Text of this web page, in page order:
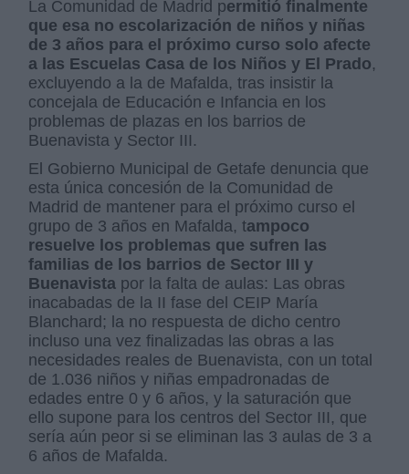
La Comunidad de Madrid permitió finalmente
que esa no escolarización de niños y niñas
de 3 años para el próximo curso solo afecte
a las Escuelas Casa de los Niños y El Prado,
excluyendo a la de Mafalda, tras insistir la
concejala de Educación e Infancia en los
problemas de plazas en los barrios de
Buenavista y Sector III.
El Gobierno Municipal de Getafe denuncia que
esta única concesión de la Comunidad de
Madrid de mantener para el próximo curso el
grupo de 3 años en Mafalda, tampoco
resuelve los problemas que sufren las
familias de los barrios de Sector III y
Buenavista por la falta de aulas: Las obras
inacabadas de la II fase del CEIP María
Blanchard; la no respuesta de dicho centro
incluso una vez finalizadas las obras a las
necesidades reales de Buenavista, con un total
de 1.036 niños y niñas empadronadas de
edades entre 0 y 6 años, y la saturación que
ello supone para los centros del Sector III, que
sería aún peor si se eliminan las 3 aulas de 3 a
6 años de Mafalda.